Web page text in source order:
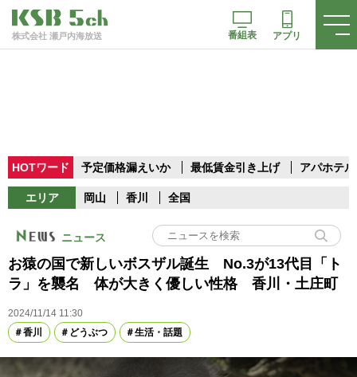
株式会社 瀬戸内海放送 番組表 アプリ
HOTワード 予定価格漏えいか 最低賃金引き上げ アパホテル
エリア 岡山 香川 全国
ニュース
お猿の国で新しいボスザル誕生 No.3が13代目「ト
ラ」を襲名 体が大きく優しい性格 香川・土庄町
2024/11/14 11:30
香川
どうぶつ 生活・話題